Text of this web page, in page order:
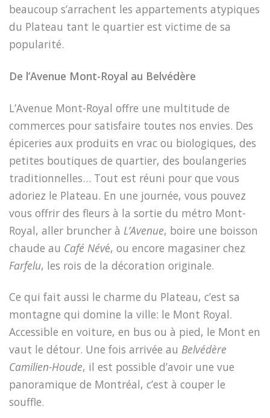
beaucoup s’arrachent les appartements atypiques
du Plateau tant le quartier est victime de sa
popularité.
De l’Avenue Mont-Royal au Belvédère
L’Avenue Mont-Royal offre une multitude de
commerces pour satisfaire toutes nos envies. Des
épiceries aux produits en vrac ou biologiques, des
petites boutiques de quartier, des boulangeries
traditionnelles… Tout est réuni pour que vous
adoriez le Plateau. En une journée, vous pouvez
vous offrir des fleurs à la sortie du métro Mont-
Royal, aller bruncher à L’Avenue, boire une boisson
chaude au Café Névé, ou encore magasiner chez
Farfelu, les rois de la décoration originale.
Ce qui fait aussi le charme du Plateau, c’est sa
montagne qui domine la ville: le Mont Royal.
Accessible en voiture, en bus ou à pied, le Mont en
vaut le détour. Une fois arrivée au Belvédère
Camilien-Houde, il est possible d’avoir une vue
panoramique de Montréal, c’est à couper le
souffle.